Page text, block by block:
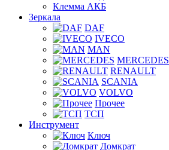
Клемма АКБ
Зеркала
DAF
IVECO
MAN
MERCEDES
RENAULT
SCANIA
VOLVO
Прочее
ТСП
Инструмент
Ключ
Домкрат